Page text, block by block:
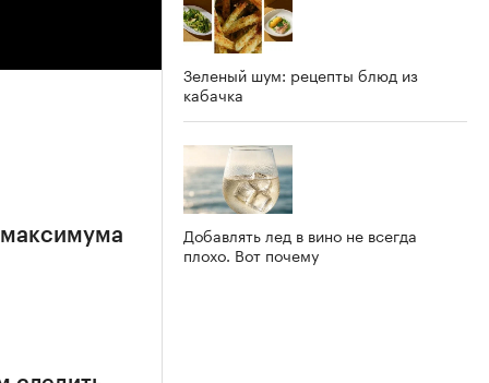
Зеленый шум: рецепты блюд из
кабачка
Добавлять лед в вино не всегда
плохо. Вот почему